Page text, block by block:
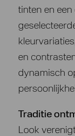
tinten en
en
dynamisch
Traditie
Look